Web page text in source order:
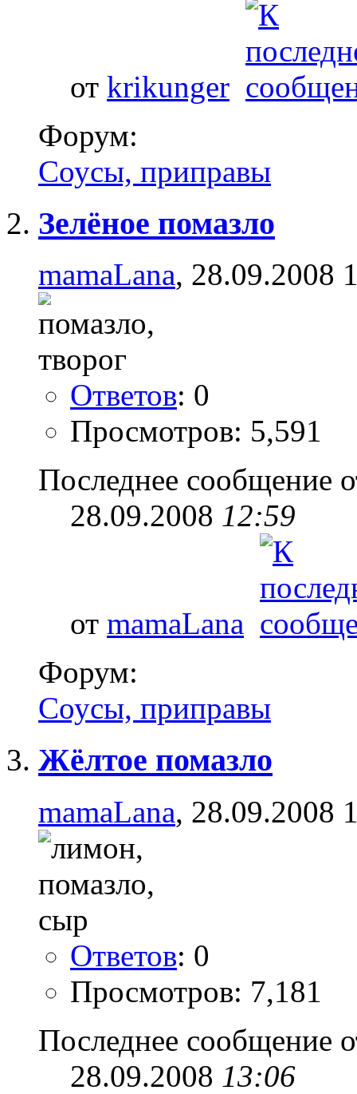
от krikunger
Форум:
Соусы, приправы
Зелёное помазло
mamaLana, 28.09.2008
Ответов: 0
Просмотров: 5,591
Последнее сообщение
28.09.2008 12:59
от mamaLana
Форум:
Соусы, приправы
Жёлтое помазло
mamaLana, 28.09.2008
Ответов: 0
Просмотров: 7,181
Последнее сообщение
28.09.2008 13:06